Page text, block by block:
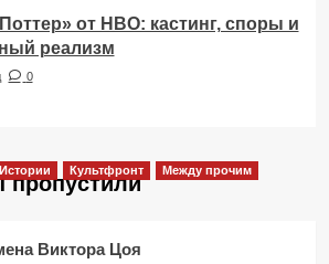
от HBO: кастинг, споры и
реализм
0
Истории Культфронт
Между прочим
Виктора Цоя